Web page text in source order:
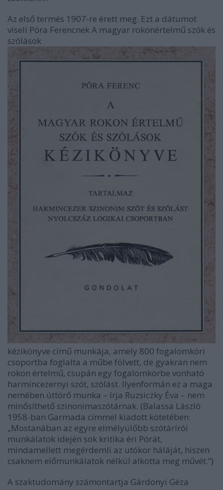
Az első termés 1907-re érett meg. Ezt a dátumot
viseli Póra Ferencnek A magyar rokonértelmű szók és
szólások
kézikönyve című munkája, amely 800 fogalomköri
csoportba foglalta a műbe fölvett, de gyakran nem
rokon értelmű, csupán egy fogalomkörbe vonható
harmincezernyi szót, szólást. Ilyenformán ez a maga
nemében úttörő munka – írja Ruzsiczky Éva – nem
minősíthető szinonimaszótárnak. (Balassa László
1958-ban Garmada címmel kiadott kötetében:
„Mostanában az egyre elmélyülőbb szótárírói
munkálatok idején sok kritika éri Pórát,
mindamellett megérdemli az utókor háláját, hiszen
csaknem előmunkálatok nélkül alkotta meg művét.”)
A szaktudomány számontartja Gárdonyi Géza